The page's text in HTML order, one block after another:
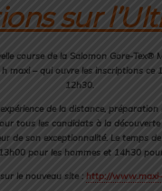
sur
course de la Salomon Gore-Tex®
h maxi– qui ouvre les inscriptions ce
12h30.
de la distance,
tous les candidats à la
de son exceptionnalité. Le temps
pour les hommes et 14h30
le nouveau site : http://www.maxi–